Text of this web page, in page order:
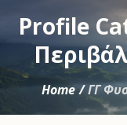
Profile
Home /ΓΓ